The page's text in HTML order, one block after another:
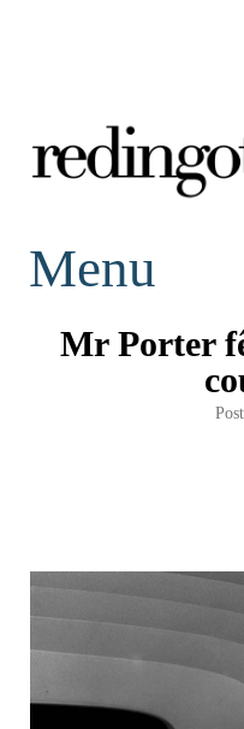
redingote.
Menu
Mr Porter